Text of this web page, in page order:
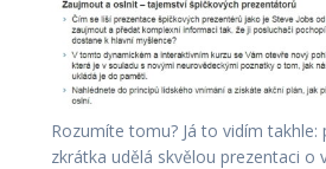
Rozumíte tomu? Já to vidím takhle:
zkrátka udělá skvělou prezentaci o